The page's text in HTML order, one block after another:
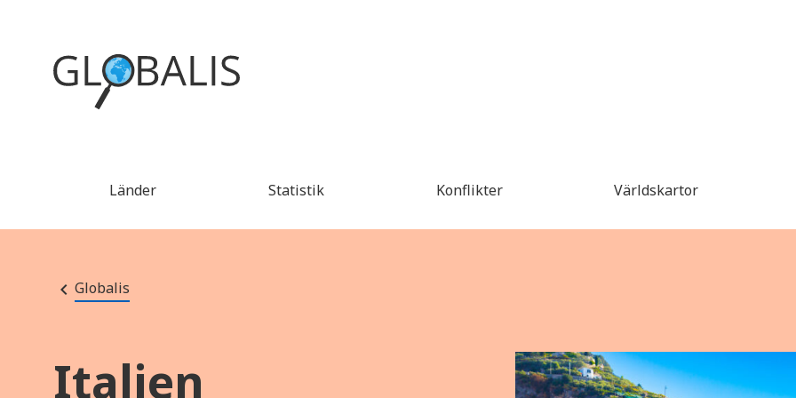
Länder Statistik Konflikter Världskartor
Globalis
Italien